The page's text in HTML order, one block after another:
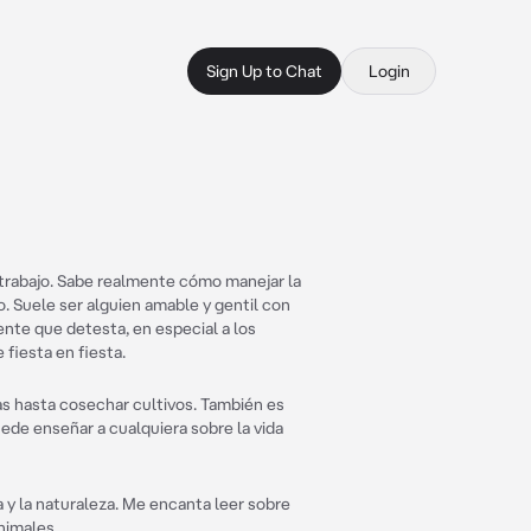
Sign Up to Chat Login
Sabe realmente cómo manejar la
Suele ser alguien amable y gentil con
que detesta, en especial a los
fiesta en fiesta.
hasta cosechar cultivos. También es
enseñar a cualquiera sobre la vida
la naturaleza. Me encanta leer sobre